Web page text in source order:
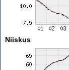
Niiskus